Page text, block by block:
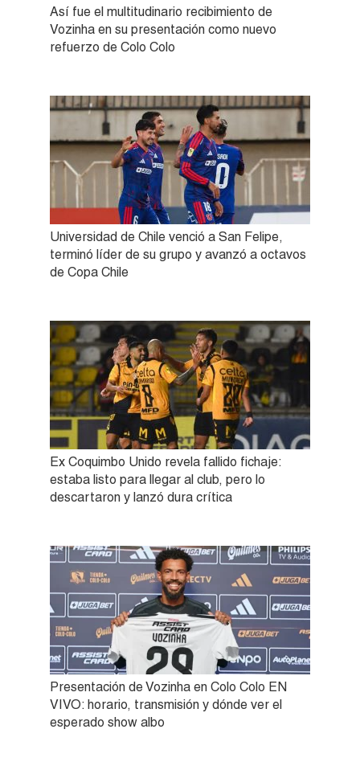
Así fue el multitudinario recibimiento de
Vozinha en su presentación como nuevo
refuerzo de Colo Colo
Universidad de Chile venció a San Felipe,
terminó líder de su grupo y avanzó a octavos
de Copa Chile
Ex Coquimbo Unido revela fallido fichaje:
estaba listo para llegar al club, pero lo
descartaron y lanzó dura crítica
Presentación de Vozinha en Colo Colo EN
VIVO: horario, transmisión y dónde ver el
esperado show albo